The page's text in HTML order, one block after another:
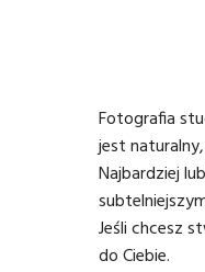
Fotografia
jest
Najbardziej
Jeśli chcesz
do Ciebie.